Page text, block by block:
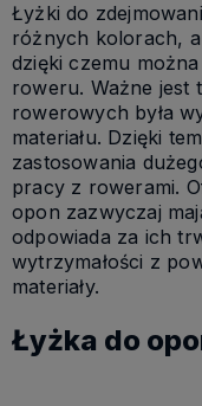
Łyżki do
różnych kolorach,
dzięki czemu
roweru. Ważne jest
rowerowych była
materiału. Dzięki
zastosowania
pracy z rowerami.
opon zazwyczaj
odpowiada za ich
wytrzymałości z
materiały.
Łyżka do